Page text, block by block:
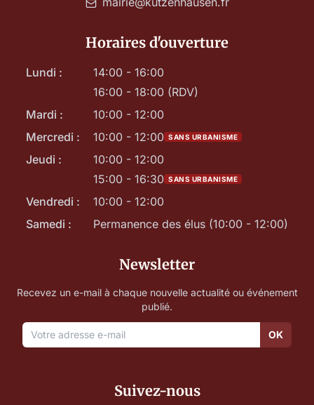
Horaires d'ouverture
Lundi :
14:00 - 16:00
16:00 - 18:00 (RDV)
Mardi :
10:00 - 12:00
Mercredi :
10:00 - 12:00 SANS URBANISME
Jeudi :
10:00 - 12:00
15:00 - 16:30 SANS URBANISME
Vendredi :
10:00 - 12:00
Samedi :
Permanence des élus (10:00 - 12:00)
Newsletter
Recevez un e-mail à chaque nouvelle actualité ou événement
publié.
OK
Suivez-nous